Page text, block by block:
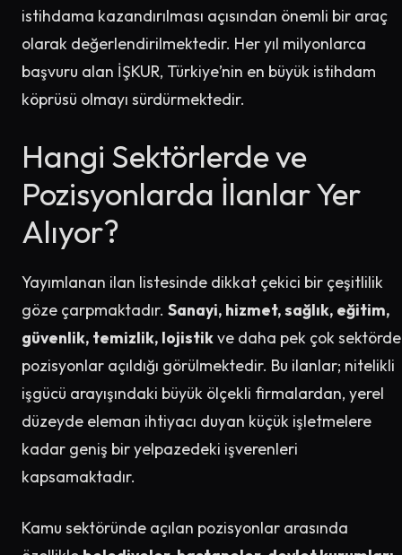
istihdama kazandırılması açısından önemli bir araç
olarak değerlendirilmektedir. Her yıl milyonlarca
başvuru alan İŞKUR, Türkiye’nin en büyük istihdam
köprüsü olmayı sürdürmektedir.
Hangi Sektörlerde ve
Pozisyonlarda İlanlar Yer
Alıyor?
Yayımlanan ilan listesinde dikkat çekici bir çeşitlilik
göze çarpmaktadır. Sanayi, hizmet, sağlık, eğitim,
güvenlik, temizlik, lojistikve daha pek çok sektörde
pozisyonlar açıldığı görülmektedir. Bu ilanlar; nitelikli
işgücü arayışındaki büyük ölçekli firmalardan, yerel
düzeyde eleman ihtiyacı duyan küçük işletmelere
kadar geniş bir yelpazedeki işverenleri
kapsamaktadır.
Kamu sektöründe açılan pozisyonlar arasında